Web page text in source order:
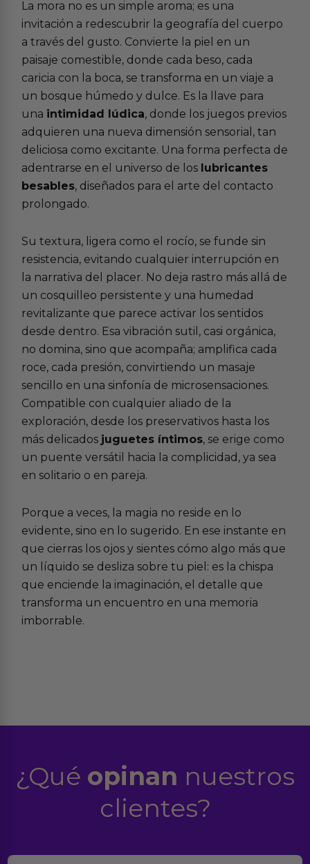
La mora no es un simple aroma; es una
invitación a redescubrir la geografía del cuerpo
a través del gusto. Convierte la piel en un
paisaje comestible, donde cada beso, cada
caricia con la boca, se transforma en un viaje a
un bosque húmedo y dulce. Es la llave para
una intimidad lúdica, donde los juegos previos
adquieren una nueva dimensión sensorial, tan
deliciosa como excitante. Una forma perfecta de
adentrarse en el universo de los lubricantes
besables, diseñados para el arte del contacto
prolongado.
Su textura, ligera como el rocío, se funde sin
resistencia, evitando cualquier interrupción en
la narrativa del placer. No deja rastro más allá de
un cosquilleo persistente y una humedad
revitalizante que parece activar los sentidos
desde dentro. Esa vibración sutil, casi orgánica,
no domina, sino que acompaña; amplifica cada
roce, cada presión, convirtiendo un masaje
sencillo en una sinfonía de microsensaciones.
Compatible con cualquier aliado de la
exploración, desde los preservativos hasta los
más delicados juguetes íntimos, se erige como
un puente versátil hacia la complicidad, ya sea
en solitario o en pareja.
Porque a veces, la magia no reside en lo
evidente, sino en lo sugerido. En ese instante en
que cierras los ojos y sientes cómo algo más que
un líquido se desliza sobre tu piel: es la chispa
que enciende la imaginación, el detalle que
transforma un encuentro en una memoria
imborrable.
¿Qué opinan nuestros
clientes?